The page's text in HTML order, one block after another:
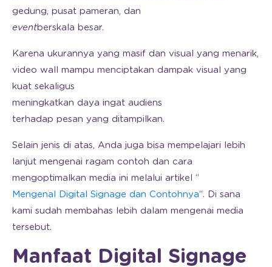
gedung, pusat pameran, dan
eventberskala besar.
Karena ukurannya yang masif dan visual yang menarik,
video wall mampu menciptakan dampak visual yang
kuat sekaligus
meningkatkan daya ingat audiens
terhadap pesan yang ditampilkan.
Selain jenis di atas, Anda juga bisa mempelajari lebih
lanjut mengenai ragam contoh dan cara
mengoptimalkan media ini melalui artikel “
Mengenal Digital Signage dan Contohnya“. Di sana
kami sudah membahas lebih dalam mengenai media
tersebut.
Manfaat Digital Signage